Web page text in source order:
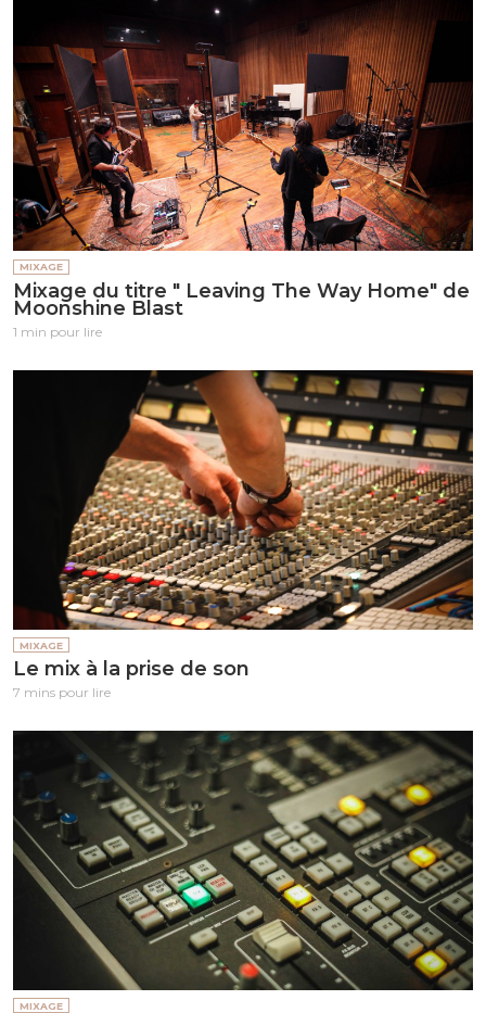
MIXAGE
Mixage du titre " Leaving The Way Home" de
Moonshine Blast
1 min pour lire
MIXAGE
Le mix à la prise de son
7 mins pour lire
MIXAGE